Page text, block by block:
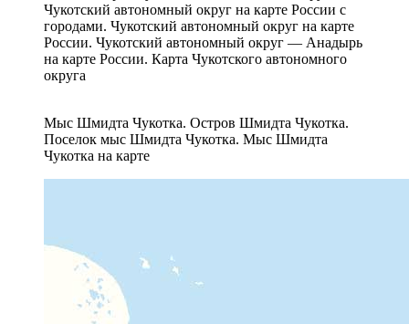
Чукотский автономный округ на карте России с
городами. Чукотский автономный округ на карте
России. Чукотский автономный округ — Анадырь
на карте России. Карта Чукотского автономного
округа
Мыс Шмидта Чукотка. Остров Шмидта Чукотка.
Поселок мыс Шмидта Чукотка. Мыс Шмидта
Чукотка на карте